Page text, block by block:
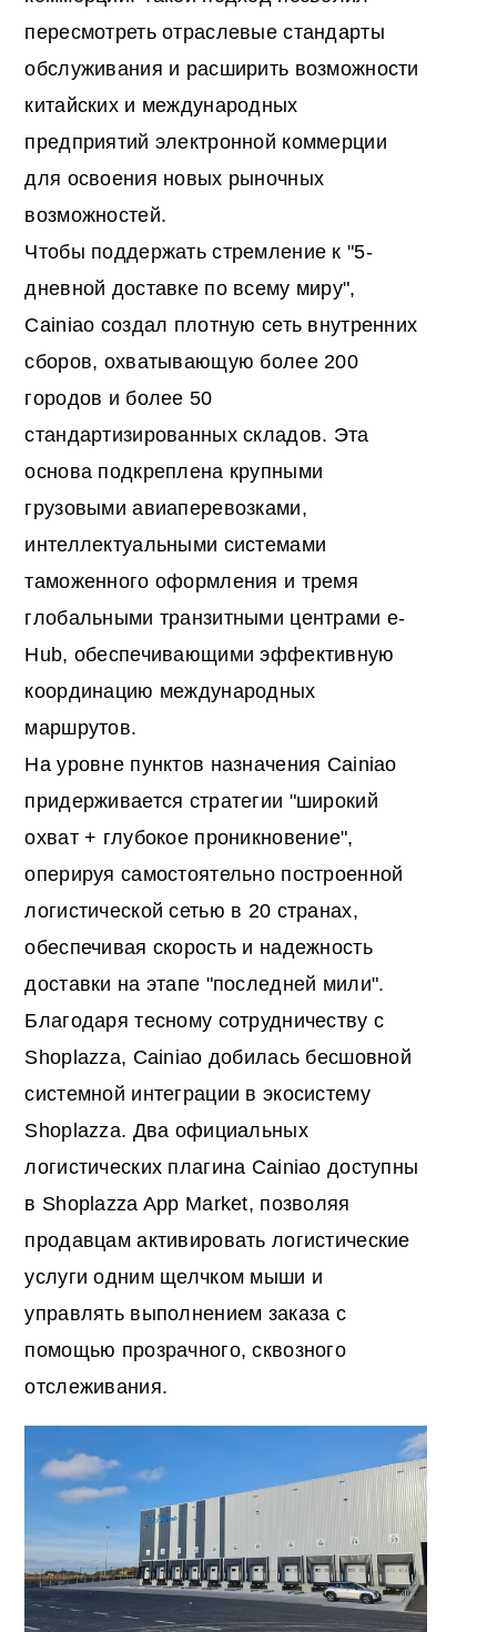
пересмотреть отраслевые стандарты
обслуживания и расширить возможности
китайских и международных
предприятий электронной коммерции
для освоения новых рыночных
возможностей.
Чтобы поддержать стремление к "5-
дневной доставке по всему миру",
Cainiao создал плотную сеть внутренних
сборов, охватывающую более 200
городов и более 50
стандартизированных складов. Эта
основа подкреплена крупными
грузовыми авиаперевозками,
интеллектуальными системами
таможенного оформления и тремя
глобальными транзитными центрами e-
Hub, обеспечивающими эффективную
координацию международных
маршрутов.
На уровне пунктов назначения Cainiao
придерживается стратегии "широкий
охват + глубокое проникновение",
оперируя самостоятельно построенной
логистической сетью в 20 странах,
обеспечивая скорость и надежность
доставки на этапе "последней мили".
Благодаря тесному сотрудничеству с
Shoplazza, Cainiao добилась бесшовной
системной интеграции в экосистему
Shoplazza. Два официальных
логистических плагина Cainiao доступны
в Shoplazza App Market, позволяя
продавцам активировать логистические
услуги одним щелчком мыши и
управлять выполнением заказа с
помощью прозрачного, сквозного
отслеживания.